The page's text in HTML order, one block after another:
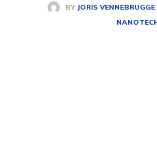
BY JORIS VENNEBRUGGE